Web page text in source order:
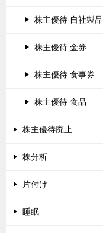
株主優待 自社製品
株主優待 金券
株主優待 食事券
株主優待 食品
株主優待廃止
株分析
片付け
睡眠